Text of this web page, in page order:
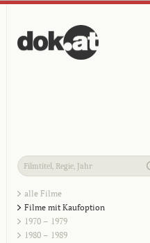
alle Filme
Filme mit Kaufoption
1970 – 1979
1980 – 1989